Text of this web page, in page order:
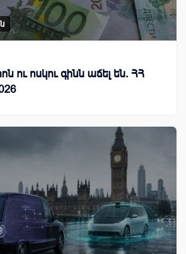
ու ոսկու գինն աճել են. ՀՀ